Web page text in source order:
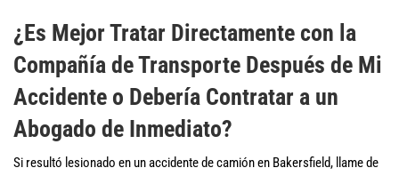
¿Es Mejor Tratar Directamente con la
Compañía de Transporte Después de Mi
Accidente o Debería Contratar a un
Abogado de Inmediato?
Si resultó lesionado en un accidente de camión en Bakersfield, llame de